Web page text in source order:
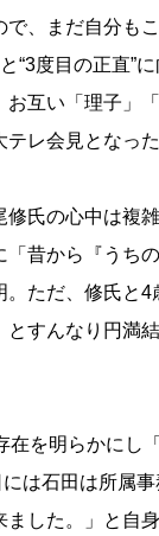
、まだ自分も
“3度目の正直”
互い「理子」
レ会見となった
氏の心中は複
昔から『うち
ただ、修氏と
すんなり円満
を明らかにし
は石田は所属
ました。」と自